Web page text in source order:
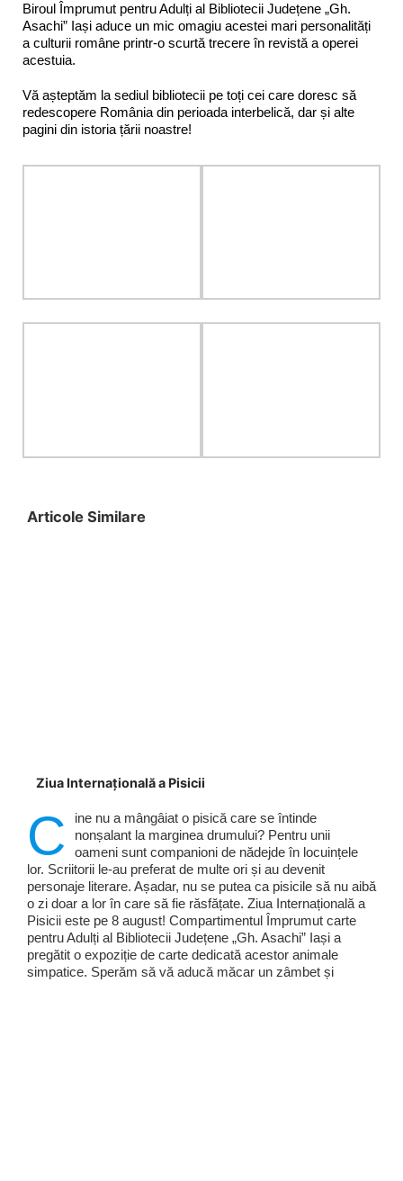
Biroul Împrumut pentru Adulți al Bibliotecii Județene „Gh.
Asachi” Iași aduce un mic omagiu acestei mari personalități
a culturii române printr-o scurtă trecere în revistă a operei
acestuia.
Vă așteptăm la sediul bibliotecii pe toți cei care doresc să
redescopere România din perioada interbelică, dar și alte
pagini din istoria țării noastre!
Articole Similare
Ziua Internațională a Pisicii
C
ine nu a mângâiat o pisică care se întinde
nonșalant la marginea drumului? Pentru unii
oameni sunt companioni de nădejde în locuințele
lor. Scriitorii le-au preferat de multe ori și au devenit
personaje literare. Așadar, nu se putea ca pisicile să nu aibă
o zi doar a lor în care să fie răsfățate. Ziua Internațională a
Pisicii este pe 8 august! Compartimentul Împrumut carte
pentru Adulți al Bibliotecii Județene „Gh. Asachi” Iași a
pregătit o expoziție de carte dedicată acestor animale
simpatice. Sperăm să vă aducă măcar un zâmbet și